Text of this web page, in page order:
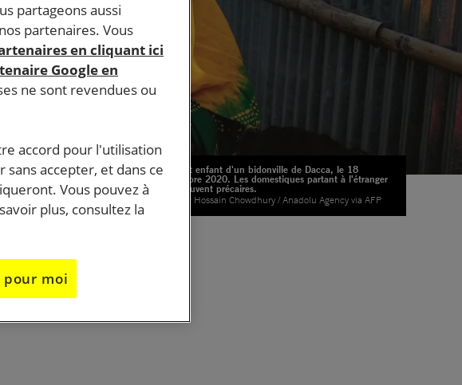
Mère et enfant d'un bidonville de Dacca, le 18
décembre 2020. Les domestiques partant à l'étranger
sont souvent précaires.
© Zakir Hossain Chowdhury / Anadolu Agency via AFP
lançait en
le royaume
patron.
partageons aussi
partenaires. Vous
en cliquant ici
Google en
ne sont revendues ou
accord pour l'utilisation
accepter, et dans ce
Vous pouvez à
plus, consultez la
pour moi